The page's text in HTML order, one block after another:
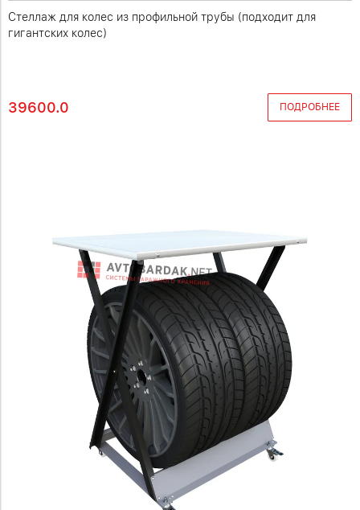
Стеллаж для колес из профильной трубы (подходит для
гигантских колес)
39600.0 ПОДРОБНЕЕ